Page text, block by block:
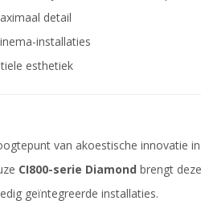
detail
installaties
esthetiek
van akoestische innovatie in
CI800-serie Diamond brengt
geïntegreerde installaties.